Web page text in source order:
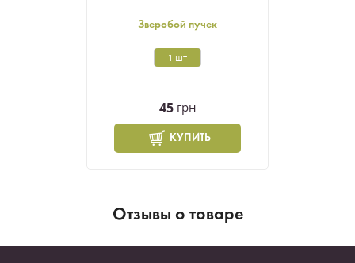
Зверобой пучек
1 шт
45 грн
КУПИТЬ
Отзывы о товаре